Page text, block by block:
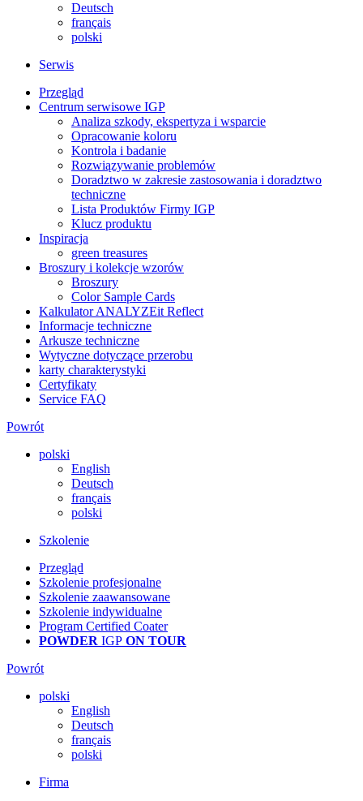
Deutsch
français
polski
Serwis
Przegląd
Centrum serwisowe IGP
Analiza szkody, ekspertyza i wsparcie
Opracowanie koloru
Kontrola i badanie
Rozwiązywanie problemów
Doradztwo w zakresie zastosowania i doradztwo
techniczne
Lista Produktów Firmy IGP
Klucz produktu
Inspiracja
green treasures
Broszury i kolekcje wzorów
Broszury
Color Sample Cards
Kalkulator ANALYZEit Reflect
Informacje techniczne
Arkusze techniczne
Wytyczne dotyczące przerobu
karty charakterystyki
Certyfikaty
Service FAQ
Powrót
polski
English
Deutsch
français
polski
Szkolenie
Przegląd
Szkolenie profesjonalne
Szkolenie zaawansowane
Szkolenie indywidualne
Program Certified Coater
POWDER IGP ON TOUR
Powrót
polski
English
Deutsch
français
polski
Firma